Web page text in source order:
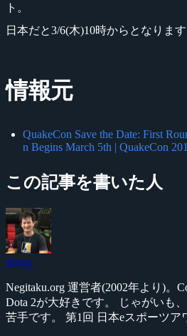
ト。
日本だと3/6(木)10時からとなります
情報元
QuakeCon Save the Date: First
n Begins March 5th | QuakeCon
この記事を書いた人
Yossy
Negitaku.org 運営者(2002年より)。
Dota 2が大好きです。 じゃがいも
苦手です。 第1回 日本eスポーツア